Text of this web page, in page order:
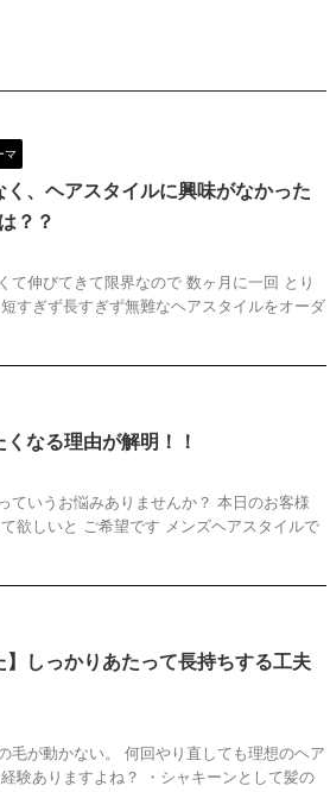
マ
、ヘアスタイルに興味がなかった
？？
て伸びてきて限界なので 数ヶ月に一回 とり
すぎず長すぎず無難なヘアスタイルをオーダ
なる理由が解明！！
ていうお悩みありませんか？ 本日のお客様
欲しいと ご希望です メンズヘアスタイルで
】しっかりあたって長持ちする工夫
毛が動かない。 何回やり直しても理想のヘア
験ありますよね？ ・シャキーンとして髪の